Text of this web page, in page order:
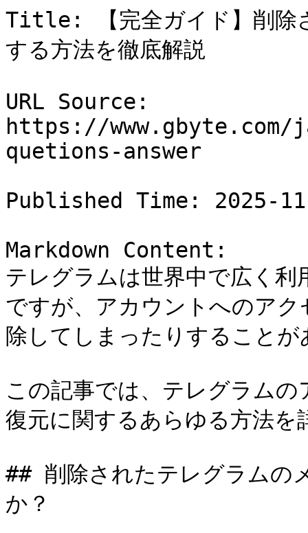
Title: 【完全ガイド】削除
する方法を徹底解説
URL Source:
https://
quetions-answer
Published Time: 2025-
Markdown Content:
テレグラムは世界中で広く
ですが、アカウントへのア
除してしまったりすることが
この記事では、テレグラム
復元に関するあらゆる方法を
## 削除されたテレグラムの
か？